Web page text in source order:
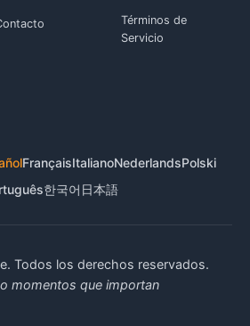
Términos de
Servicio
FrançaisItalianoNederlandsPolski
한국어 日本語
Todos los derechos reservados.
momentos que importan